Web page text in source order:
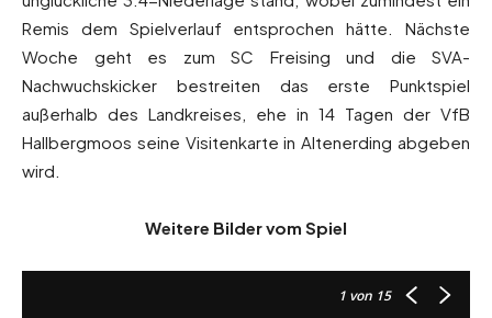
Remis dem Spielverlauf entsprochen hätte. Nächste
Woche geht es zum SC Freising und die SVA-
Nachwuchskicker bestreiten das erste Punktspiel
außerhalb des Landkreises, ehe in 14 Tagen der VfB
Hallbergmoos seine Visitenkarte in Altenerding abgeben
wird.
Weitere Bilder vom Spiel
1 von 15